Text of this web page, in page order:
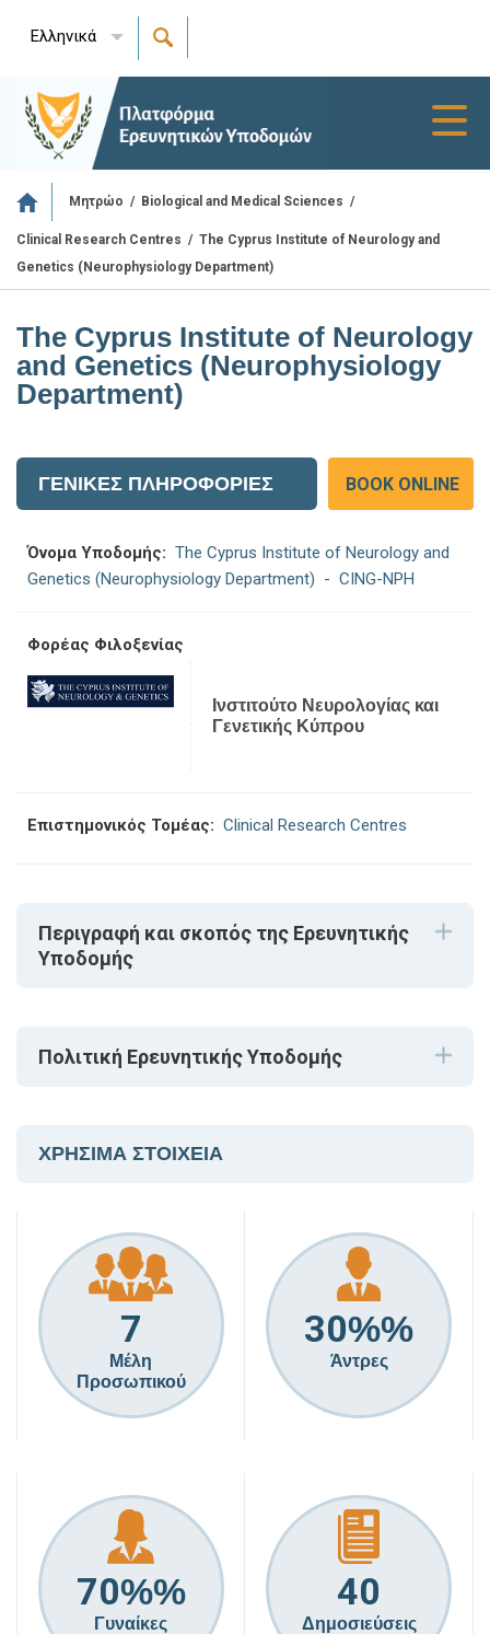
Ελληνικά
Μητρώο / Biological and Medical Sciences /
Clinical Research Centres / The Cyprus Institute of Neurology and
Genetics (Neurophysiology Department)
The Cyprus Institute of Neurology
and Genetics (Neurophysiology
Department)
ΓΕΝΙΚΕΣ ΠΛΗΡΟΦΟΡΙΕΣ BOOK ONLINE
Όνομα Υποδομής: The Cyprus Institute of Neurology and
Genetics (Neurophysiology Department) - CING-NPH
Φορέας Φιλοξενίας
Ινστιτούτο Νευρολογίας και
Γενετικής Κύπρου
Επιστημονικός Τομέας: Clinical Research Centres
Περιγραφή και σκοπός της Ερευνητικής
Υποδομής
Πολιτική Ερευνητικής Υποδομής
ΧΡΗΣΙΜΑ ΣΤΟΙΧΕΙΑ
7
Μέλη
Προσωπικού
30%%
Άντρες
70%%
Γυναίκες
40
Δημοσιεύσεις